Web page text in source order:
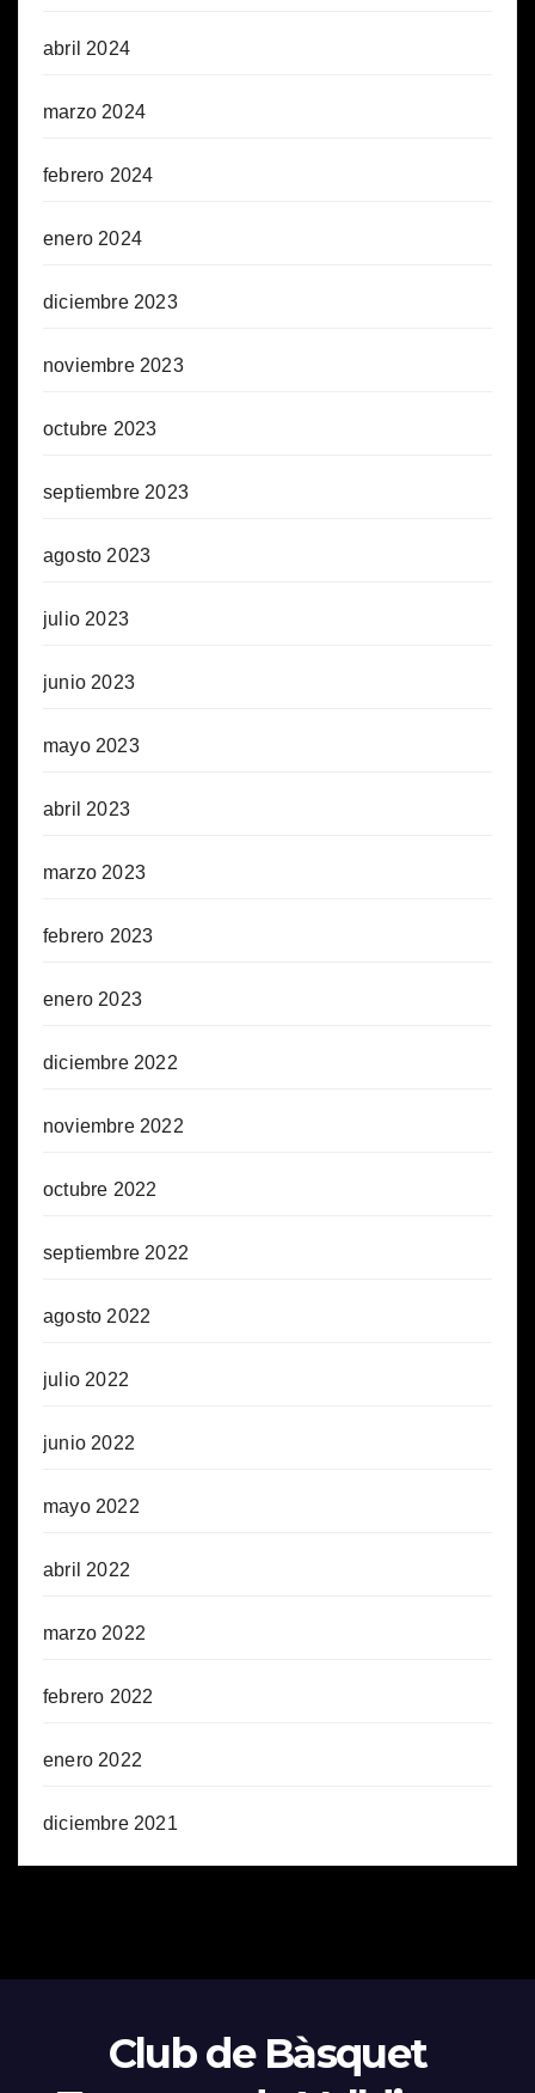
abril 2024
marzo 2024
febrero 2024
enero 2024
diciembre 2023
noviembre 2023
octubre 2023
septiembre 2023
agosto 2023
julio 2023
junio 2023
mayo 2023
abril 2023
marzo 2023
febrero 2023
enero 2023
diciembre 2022
noviembre 2022
octubre 2022
septiembre 2022
agosto 2022
julio 2022
junio 2022
mayo 2022
abril 2022
marzo 2022
febrero 2022
enero 2022
diciembre 2021
Club de Bàsquet